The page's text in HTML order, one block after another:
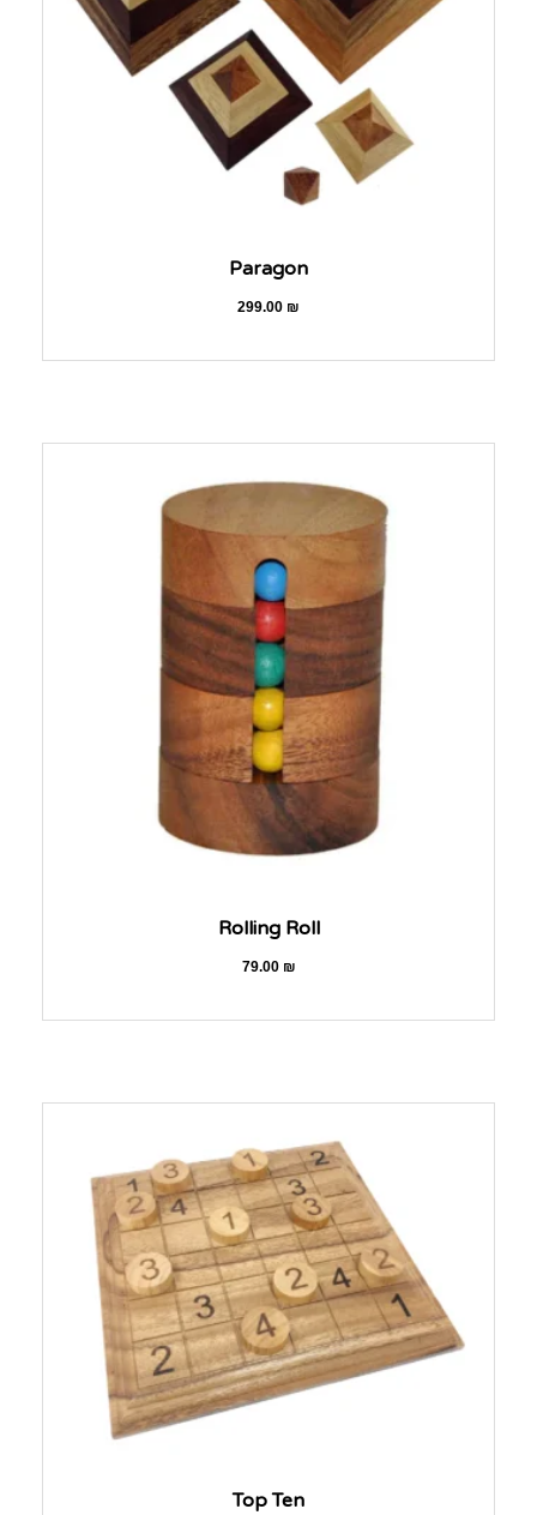
Paragon
299.00₪
Rolling Roll
79.00₪
Top Ten